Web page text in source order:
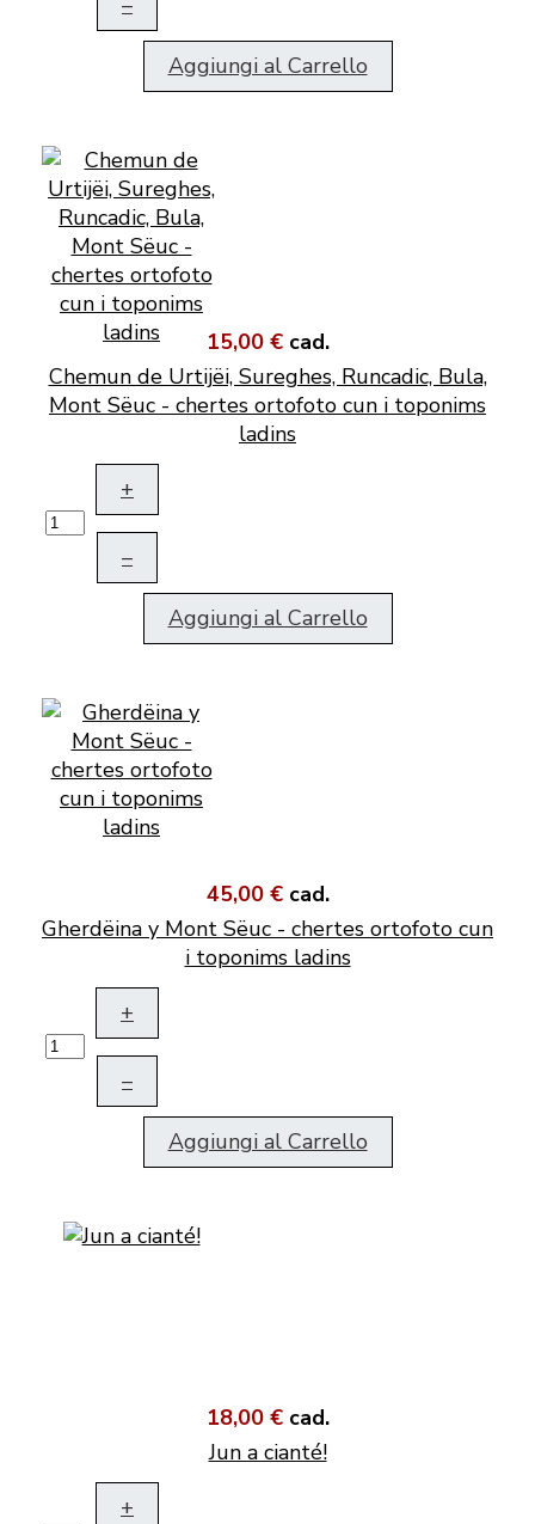
Aggiungi al Carrello
15,00 € cad.
Chemun de Urtijëi, Sureghes, Runcadic, Bula,
Mont Sëuc - chertes ortofoto cun i toponims
ladins
+
–
Aggiungi al Carrello
45,00 € cad.
Gherdëina y Mont Sëuc - chertes ortofoto cun
i toponims ladins
+
–
Aggiungi al Carrello
18,00 € cad.
Jun a cianté!
+